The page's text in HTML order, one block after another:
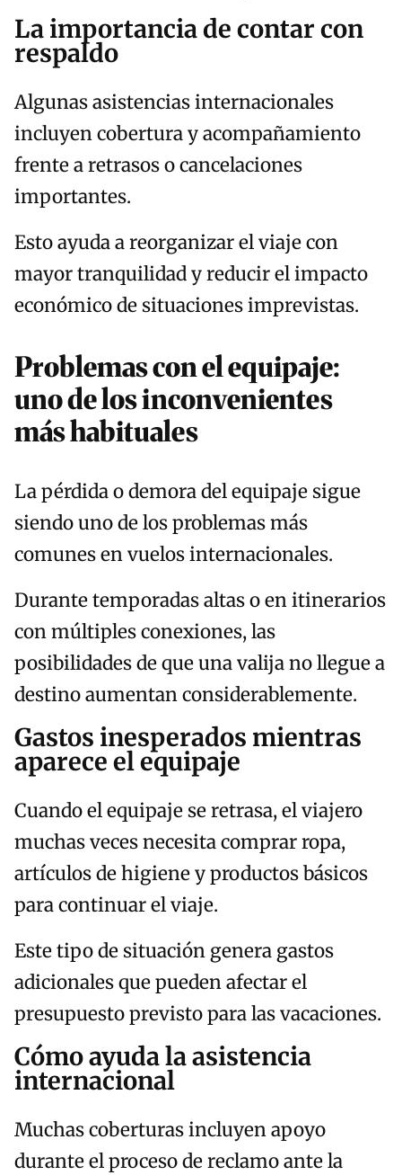
La importancia de contar con
respaldo
Algunas asistencias internacionales
incluyen cobertura y acompañamiento
frente a retrasos o cancelaciones
importantes.
Esto ayuda a reorganizar el viaje con
mayor tranquilidad y reducir el impacto
económico de situaciones imprevistas.
Problemas con el equipaje:
uno de los inconvenientes
más habituales
La pérdida o demora del equipaje sigue
siendo uno de los problemas más
comunes en vuelos internacionales.
Durante temporadas altas o en itinerarios
con múltiples conexiones, las
posibilidades de que una valija no llegue a
destino aumentan considerablemente.
Gastos inesperados mientras
aparece el equipaje
Cuando el equipaje se retrasa, el viajero
muchas veces necesita comprar ropa,
artículos de higiene y productos básicos
para continuar el viaje.
Este tipo de situación genera gastos
adicionales que pueden afectar el
presupuesto previsto para las vacaciones.
Cómo ayuda la asistencia
internacional
Muchas coberturas incluyen apoyo
durante el proceso de reclamo ante la